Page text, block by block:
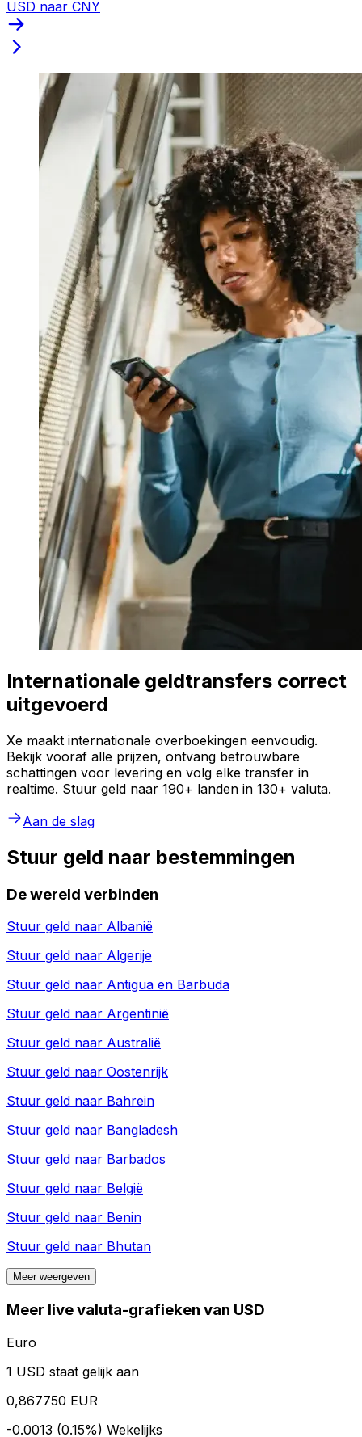
USD naar CNY
Internationale geldtransfers correct
uitgevoerd
Xe maakt internationale overboekingen eenvoudig.
Bekijk vooraf alle prijzen, ontvang betrouwbare
schattingen voor levering en volg elke transfer in
realtime. Stuur geld naar 190+ landen in 130+ valuta.
Aan de slag
Stuur geld naar bestemmingen
De wereld verbinden
Stuur geld naar Albanië
Stuur geld naar Algerije
Stuur geld naar Antigua en Barbuda
Stuur geld naar Argentinië
Stuur geld naar Australië
Stuur geld naar Oostenrijk
Stuur geld naar Bahrein
Stuur geld naar Bangladesh
Stuur geld naar Barbados
Stuur geld naar België
Stuur geld naar Benin
Stuur geld naar Bhutan
Meer weergeven
Meer live valuta-grafieken van USD
Euro
1 USD staat gelijk aan
0,867750 EUR
-0.0013 (0.15%) Wekelijks